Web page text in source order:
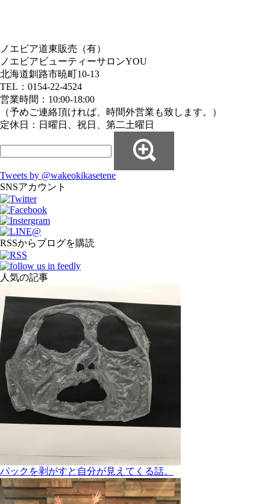
ノエビア道東販売（有）
ノエビアビューティーサロンYOU
北海道釧路市暁町10-13
TEL：0154-22-4524
営業時間：10:00-18:00
（予めご連絡頂ければ、時間外営業も致します。）
定休日：日曜日、祝日、第二土曜日
Tweets by @wakeokikasetene
SNSアカウント
RSSからブログを購読
人気の記事
パックを剥がすと自分が見えてくる話。